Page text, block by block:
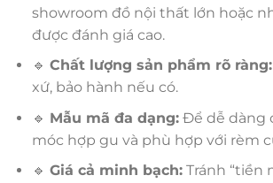
showroom đồ nội thất lớn hoặc
được đánh giá cao.
🔹 Chất lượng sản phẩm rõ ràng:
xứ, bảo hành nếu có.
🔹 Mẫu mã đa dạng:Để dễ dàng
móc hợp gu và phù hợp với rèm
🔹 Giá cả minh bạch:Tránh “tiền